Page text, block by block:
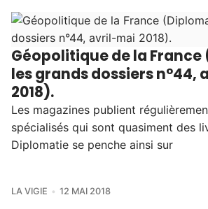
Géopolitique de la
les grands dossiers n°44,
2018).
Les magazines publient
spécialisés qui sont quasiment des
Diplomatie se penche ainsi sur
LA VIGIE 12 MAI 2018